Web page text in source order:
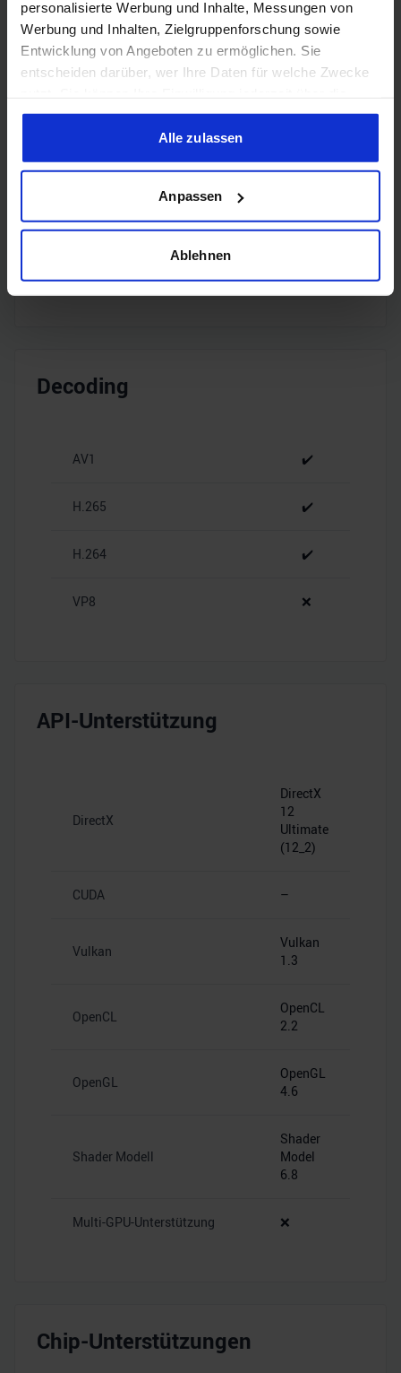
personalisierte Werbung und Inhalte, Messungen von
Werbung und Inhalten, Zielgruppenforschung sowie
Entwicklung von Angeboten zu ermöglichen. Sie
entscheiden darüber, wer Ihre Daten für welche Zwecke
Cookie-Erklärung oder durch Klicken auf das Privacy
Trigger Symbol ändern oder widerrufen
Informationen über Ihre geografische Lage erfassen,
welche bis auf einige Meter genau sein können
Ihr Gerät durch aktives Scannen nach bestimmten
Erfahren Sie mehr darüber, wie Ihre persönlichen Daten
Wir verwenden Cookies, um Inhalte und Anzeigen zu
personalisieren, Funktionen für soziale Medien anbieten
Verwendung unserer Website an unsere Partner für
Partner führen diese Informationen möglicherweise mit
haben oder die sie im Rahmen Ihrer Nutzung der Dienste
Alle zulassen
Anpassen
Ablehnen
DisplayPort
DisplayPort
2.1a
H.265 ✔️
Decoding
AV1 ✔️
H.265 ✔️
H.264 ✔️
VP8 ❌
API-Unterstützung
DirectX
DirectX
12
Ultimate
(12_2)
CUDA –
Vulkan
Vulkan
1.3
OpenCL
OpenCL
2.2
OpenGL
OpenGL
4.6
Shader Modell
Shader
Model
6.8
Multi-GPU-Unterstützung ❌
Chip-Unterstützungen